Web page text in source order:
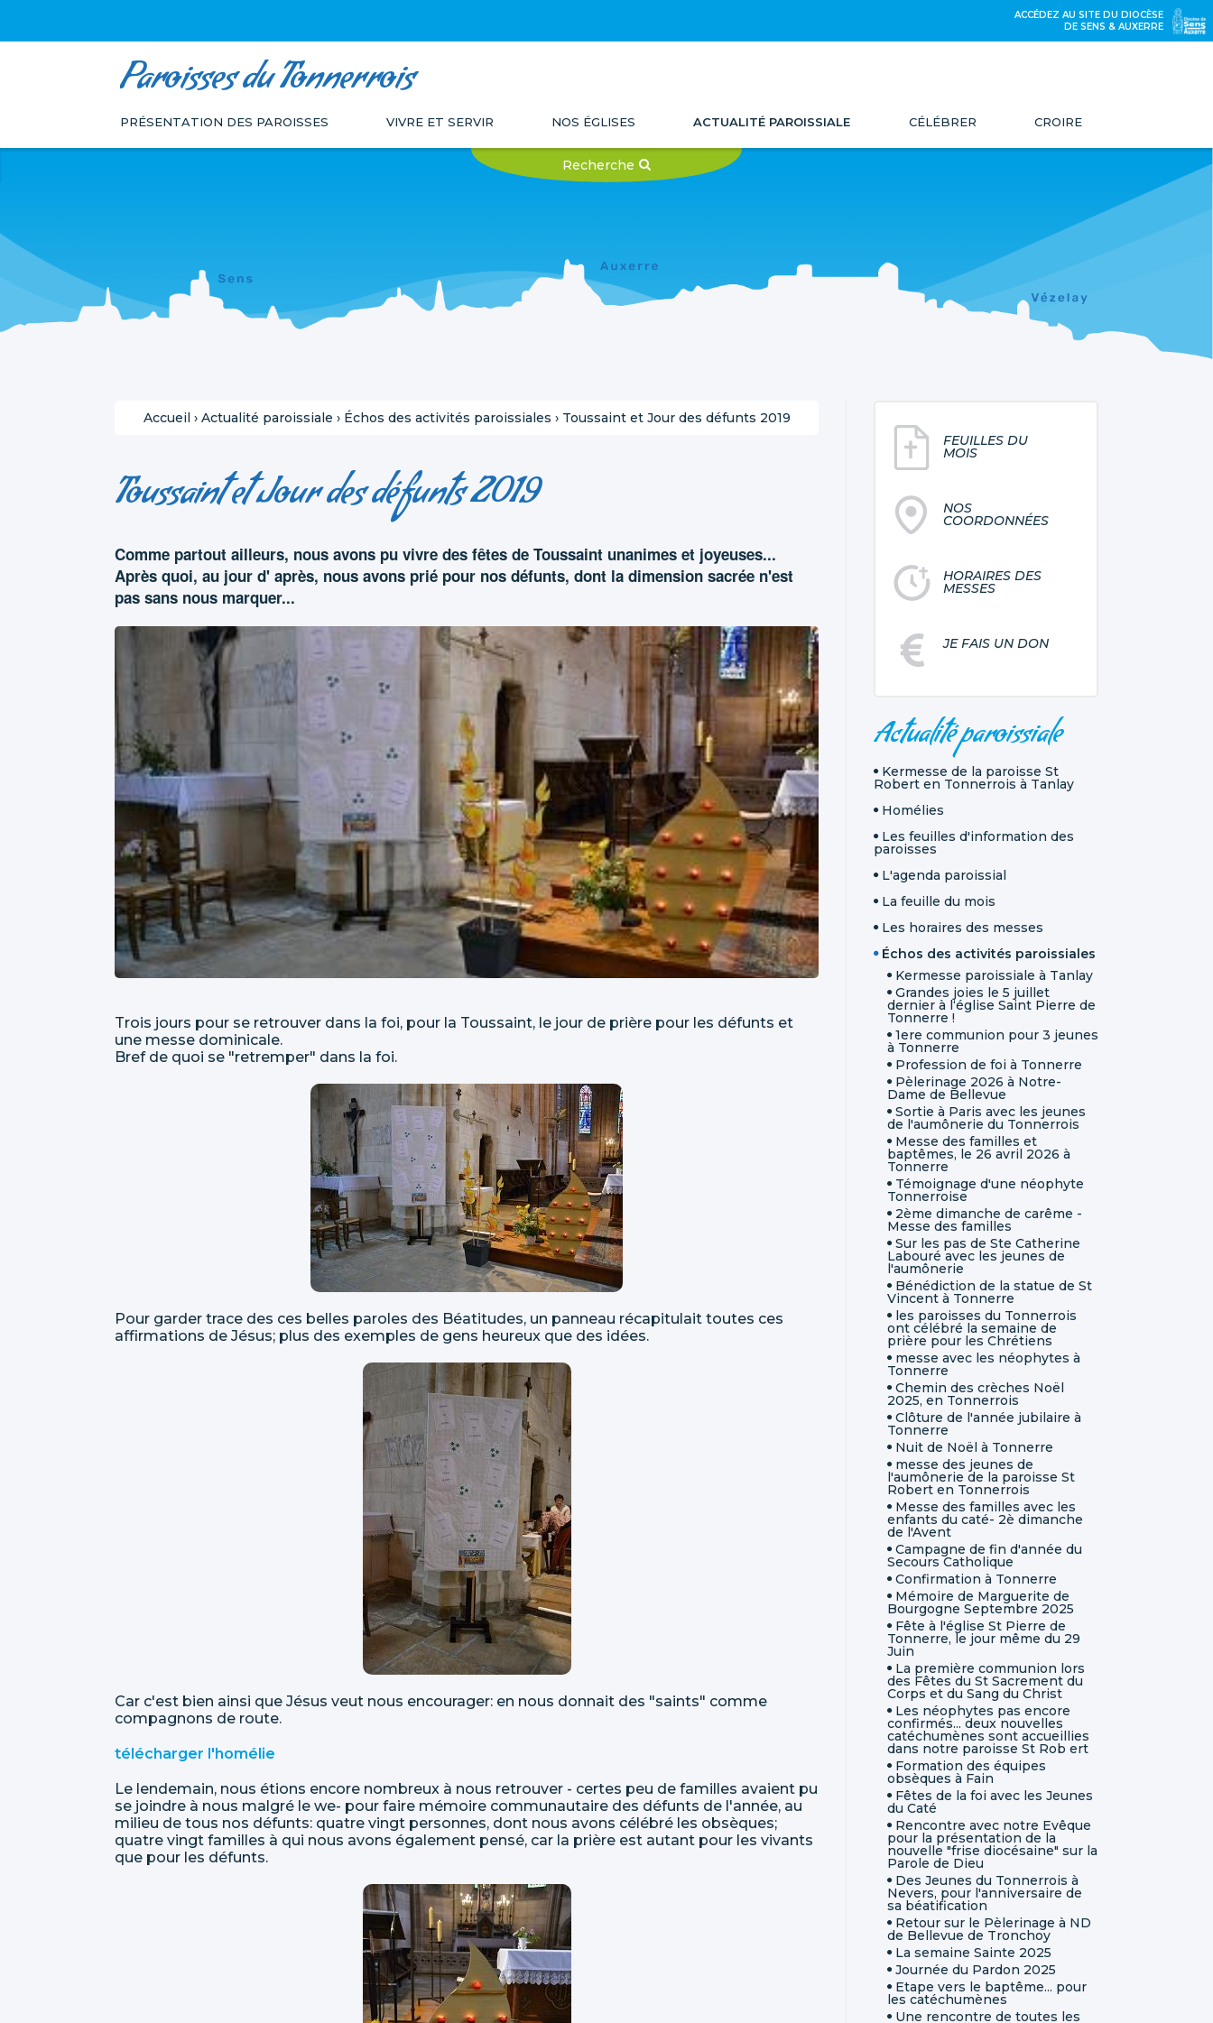
Aller
ACCÉDEZ AU SITE DU DIOCÈSE
DE SENS & AUXERRE
Paroisses du Tonnerrois
PRÉSENTATION DES PAROISSES ACTUALITÉ PAROISSIALE CÉLÉBRER CROIRE
VIVRE ET SERVIR NOS ÉGLISES
Recherche
Accueil › Actualité paroissiale › Échos des activités paroissiales › Toussaint et Jour des défunts 2019
Toussaint et Jour des défunts 2019
Comme partout ailleurs, nous avons pu vivre des fêtes de Toussaint unanimes et joyeuses...
Après quoi, au jour d' après, nous avons prié pour nos défunts, dont la dimension sacrée n'est
pas sans nous marquer...
Trois jours pour se retrouver dans la foi, pour la Toussaint, le jour de prière pour les défunts et
une messe dominicale.
Bref de quoi se "retremper" dans la foi.
Pour garder trace des ces belles paroles des Béatitudes, un panneau récapitulait toutes ces
affirmations de Jésus; plus des exemples de gens heureux que des idées.
Car c'est bien ainsi que Jésus veut nous encourager: en nous donnait des "saints" comme
compagnons de route.
télécharger l'homélie
Le lendemain, nous étions encore nombreux à nous retrouver - certes peu de familles avaient pu
se joindre à nous malgré le we- pour faire mémoire communautaire des défunts de l'année, au
milieu de tous nos défunts: quatre vingt personnes, dont nous avons célébré les obsèques;
quatre vingt familles à qui nous avons également pensé, car la prière est autant pour les vivants
que pour les défunts.
FEUILLES DU
MOIS
NOS
COORDONNÉES
HORAIRES DES
MESSES
JE FAIS UN DON
Actualité paroissiale
Kermesse de la paroisse St
Robert en Tonnerrois à Tanlay
Homélies
Les feuilles d'information des
paroisses
L'agenda paroissial
La feuille du mois
Les horaires des messes
Échos des activités paroissiales
Kermesse paroissiale à Tanlay
Grandes joies le 5 juillet
dernier à l‘église Saint Pierre de
Tonnerre !
1ere communion pour 3 jeunes
à Tonnerre
Profession de foi à Tonnerre
Pèlerinage 2026 à Notre-
Dame de Bellevue
Sortie à Paris avec les jeunes
de l'aumônerie du Tonnerrois
Messe des familles et
baptêmes, le 26 avril 2026 à
Tonnerre
Témoignage d'une néophyte
Tonnerroise
2ème dimanche de carême -
Messe des familles
Sur les pas de Ste Catherine
Labouré avec les jeunes de
l'aumônerie
Bénédiction de la statue de St
Vincent à Tonnerre
les paroisses du Tonnerrois
ont célébré la semaine de
prière pour les Chrétiens
messe avec les néophytes à
Tonnerre
Chemin des crèches Noël
2025, en Tonnerrois
Clôture de l'année jubilaire à
Tonnerre
Nuit de Noël à Tonnerre
messe des jeunes de
l'aumônerie de la paroisse St
Robert en Tonnerrois
Messe des familles avec les
enfants du caté- 2è dimanche
de l'Avent
Campagne de fin d'année du
Secours Catholique
Confirmation à Tonnerre
Mémoire de Marguerite de
Bourgogne Septembre 2025
Fête à l'église St Pierre de
Tonnerre, le jour même du 29
Juin
La première communion lors
des Fêtes du St Sacrement du
Corps et du Sang du Christ
Les néophytes pas encore
confirmés... deux nouvelles
catéchumènes sont accueillies
dans notre paroisse St Rob ert
Formation des équipes
obsèques à Fain
Fêtes de la foi avec les Jeunes
du Caté
Rencontre avec notre Evêque
pour la présentation de la
nouvelle "frise diocésaine" sur la
Parole de Dieu
Des Jeunes du Tonnerrois à
Nevers, pour l'anniversaire de
sa béatification
Retour sur le Pèlerinage à ND
de Bellevue de Tronchoy
La semaine Sainte 2025
Journée du Pardon 2025
Etape vers le baptême... pour
les catéchumènes
Une rencontre de toutes les